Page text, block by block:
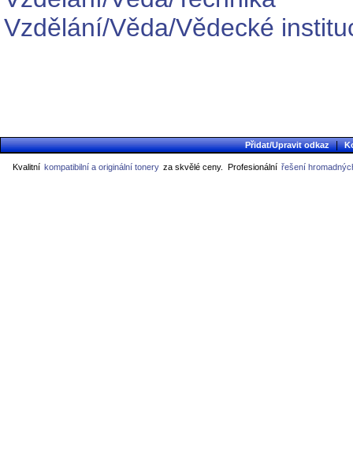
Vzdělání/Věda/Vědecké
Přidat/Upravit odkaz |
Kvalitní kompatibilní a originální tonery za skvělé ceny. Profesionální řešení